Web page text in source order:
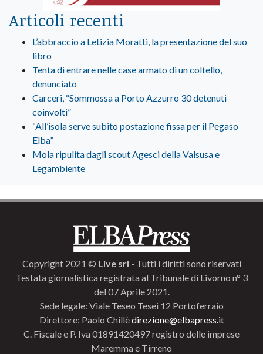
Articoli recenti
L’abbraccio a Letizia Moratti, la presentazione del suo
libro
Tenta di entrare nelle case armato di un coltello,
denunciato
Carceri, “Sommossa a Porto Azzurro 30 detenuti
coinvolti”
“All’isola serve subito postazione fissa per il Pegaso
Elba”
Mola ripulita dagli scout Agesci della Valsusa e
Legambiente
Copyright 2021 © Live srl - Tutti i diritti sono riservati
Testata giornalistica registrata al Tribunale di Livorno n° 3
del 07 Aprile 2021.
Sede legale: Viale Teseo Tesei 12 Portoferraio
Direttore: Paolo Chillèdirezione@elbapress.it
C. Fiscale e P. Iva 01891420497 registro delle imprese
Maremma e Tirreno